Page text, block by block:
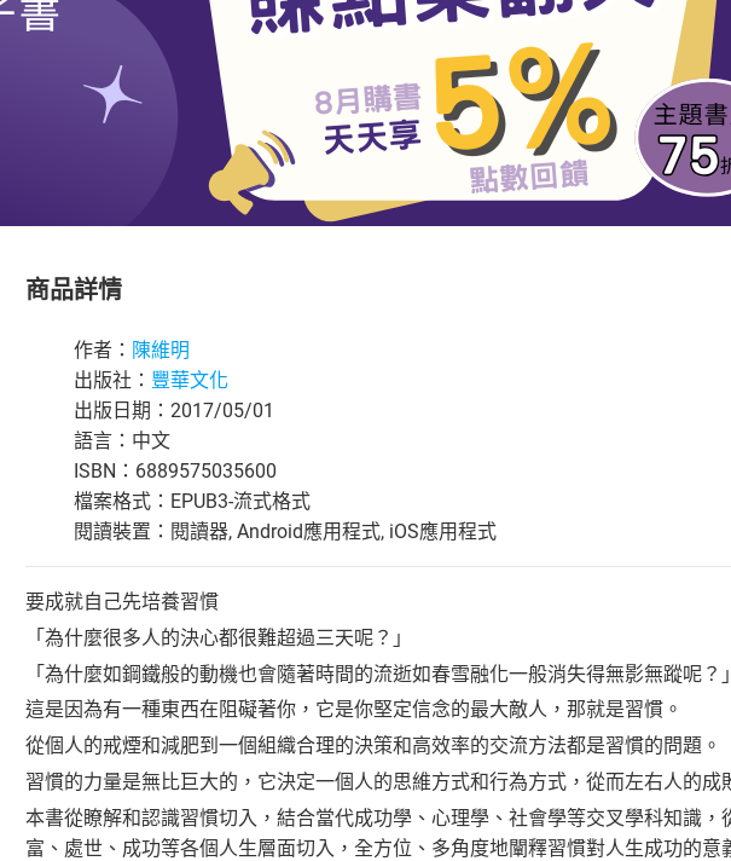
商品詳情
作者： 陳維明
出版社： 豐華文化
出版日期：2017/05/01
語言：中文
ISBN：6889575035600
檔案格式：EPUB3-流式格式
閱讀裝置：閱讀器, Android應用程式, iOS應用程式
要成就自己先培養習慣
「為什麼很多人的決心都很難超過三天呢？」
「為什麼如鋼鐵般的動機也會隨著時間的流逝如春雪融化一般消失得無影無蹤呢？
這是因為有一種東西在阻礙著你，它是你堅定信念的最大敵人，那就是習慣。
從個人的戒煙和減肥到一個組織合理的決策和高效率的交流方法都是習慣的問題。
習慣的力量是無比巨大的，它決定一個人的思維方式和行為方式，從而左右人的成
本書從瞭解和認識習慣切入，結合當代成功學、心理學、社會學等交叉學科知識
富、處世、成功等各個人生層面切入，全方位、多角度地闡釋習慣對人生成功的